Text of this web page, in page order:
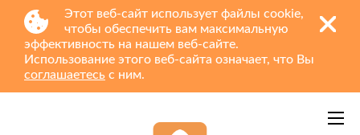
Этот веб-сайт использует файлы cookie,
чтобы обеспечить вам максимальную
эффективность на нашем веб-сайте.
Использование этого веб-сайта означает, что Вы
соглашаетесь с ним.